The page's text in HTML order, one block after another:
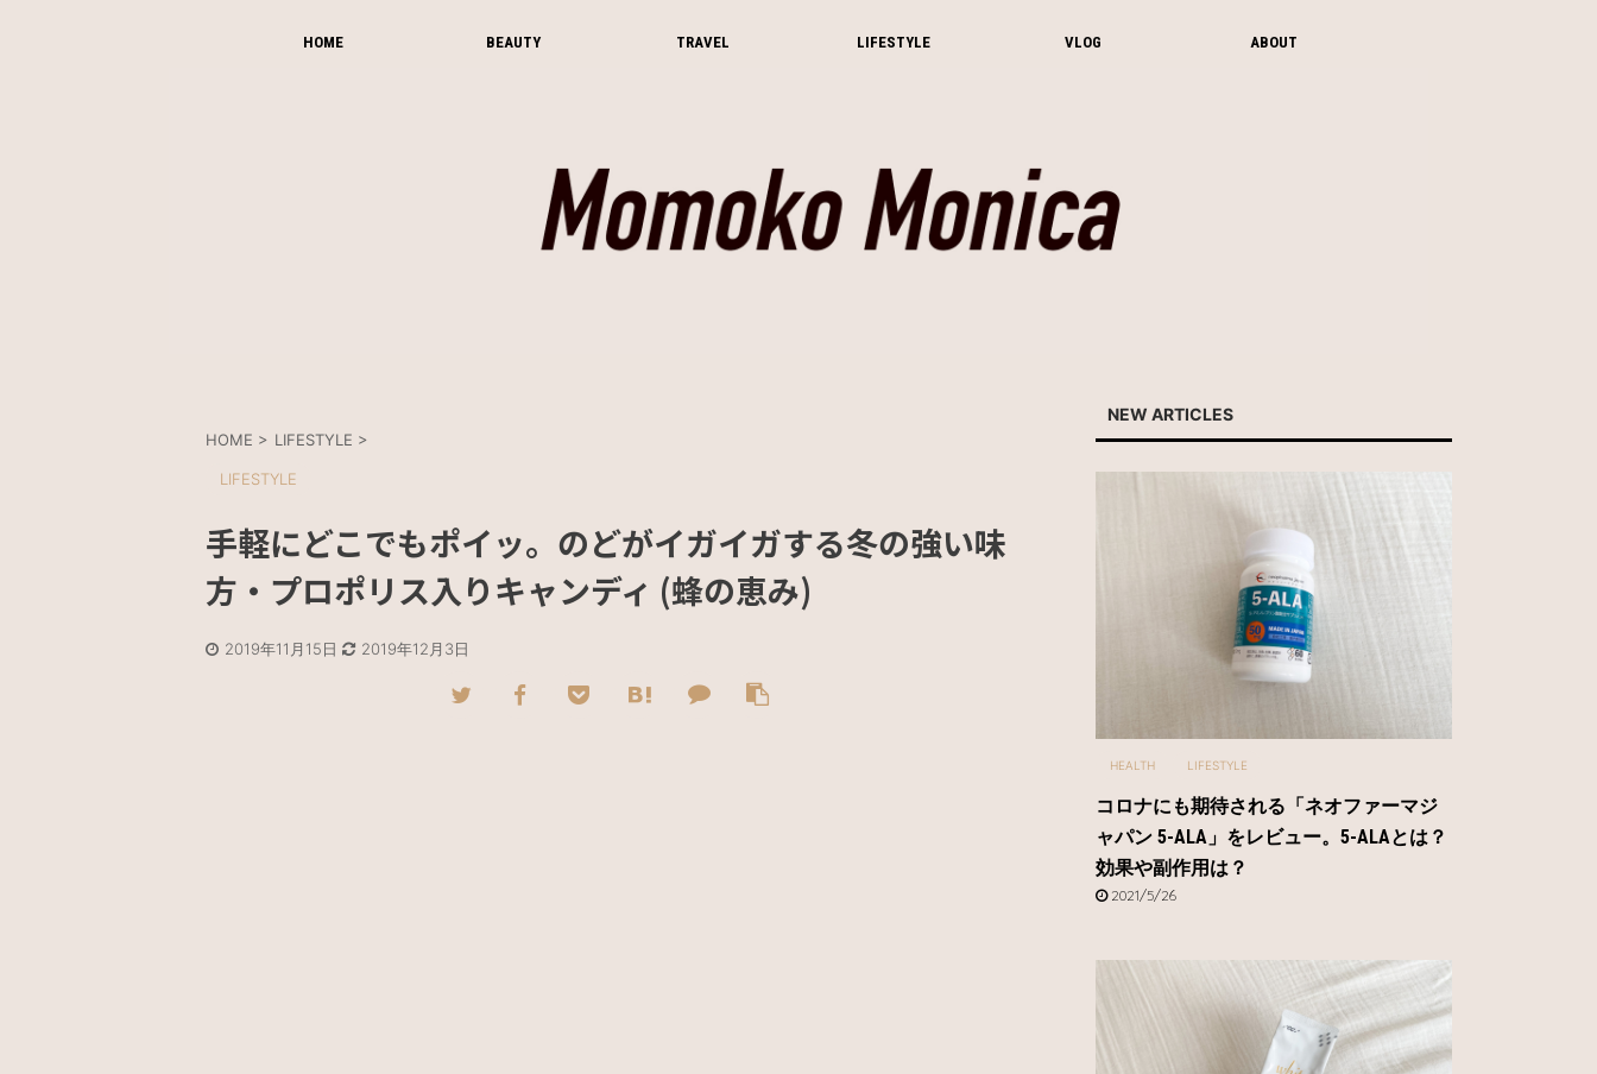
HOME BEAUTY TRAVEL LIFESTYLE VLOG ABOUT
HOME > LIFESTYLE >
LIFESTYLE
手軽にどこでもポイッ。のどがイガイガする冬の強い味
方・プロポリス入りキャンディ (蜂の恵み)
2019年11月15日 2019年12月3日
NEW ARTICLES
HEALTH LIFESTYLE
コロナにも期待される「ネオファーマジ
ャパン 5-ALA」をレビュー。5-ALAとは？
効果や副作用は？
2021/5/26